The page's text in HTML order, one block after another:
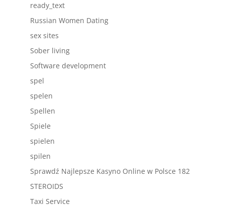
ready_text
Russian Women Dating
sex sites
Sober living
Software development
spel
spelen
Spellen
Spiele
spielen
spilen
Sprawdź Najlepsze Kasyno Online w Polsce 182
STEROIDS
Taxi Service